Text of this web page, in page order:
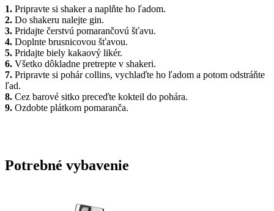
1. Pripravte si shaker a naplňte ho ľadom.
2. Do shakeru nalejte gin.
3. Pridajte čerstvú pomarančovú šťavu.
4. Doplnte brusnicovou šťavou.
5. Pridajte biely kakaový likér.
6. Všetko dôkladne pretrepte v shakeri.
7. Pripravte si pohár collins, vychlaďte ho ľadom a potom odstráňte
ľad.
8. Cez barové sitko preceďte kokteil do pohára.
9. Ozdobte plátkom pomaranča.
Potrebné vybavenie